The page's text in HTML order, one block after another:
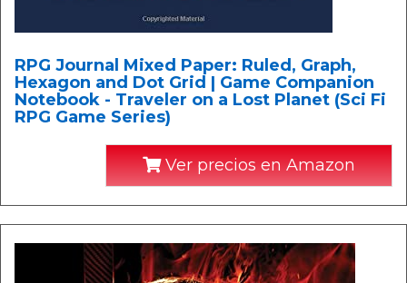
RPG Journal Mixed Paper: Ruled, Graph,
Hexagon and Dot Grid | Game Companion
Notebook - Traveler on a Lost Planet (Sci Fi
RPG Game Series)
Ver precios en Amazon